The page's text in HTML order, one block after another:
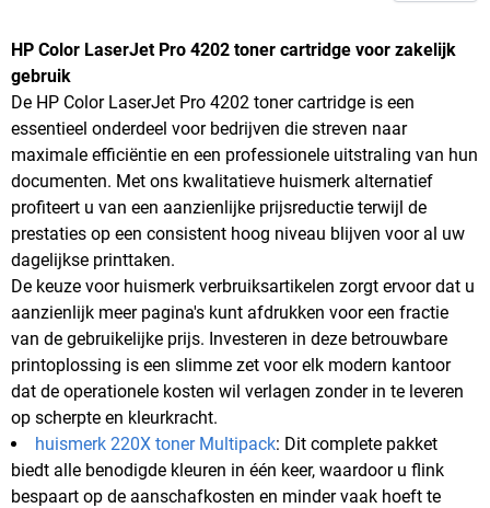
HP Color LaserJet Pro 4202 toner cartridge voor zakelijk
gebruik
De HP Color LaserJet Pro 4202 toner cartridge is een
essentieel onderdeel voor bedrijven die streven naar
maximale efficiëntie en een professionele uitstraling van hun
documenten. Met ons kwalitatieve huismerk alternatief
profiteert u van een aanzienlijke prijsreductie terwijl de
prestaties op een consistent hoog niveau blijven voor al uw
dagelijkse printtaken.
De keuze voor huismerk verbruiksartikelen zorgt ervoor dat u
aanzienlijk meer pagina's kunt afdrukken voor een fractie
van de gebruikelijke prijs. Investeren in deze betrouwbare
printoplossing is een slimme zet voor elk modern kantoor
dat de operationele kosten wil verlagen zonder in te leveren
op scherpte en kleurkracht.
huismerk 220X toner Multipack: Dit complete pakket
biedt alle benodigde kleuren in één keer, waardoor u flink
bespaart op de aanschafkosten en minder vaak hoeft te